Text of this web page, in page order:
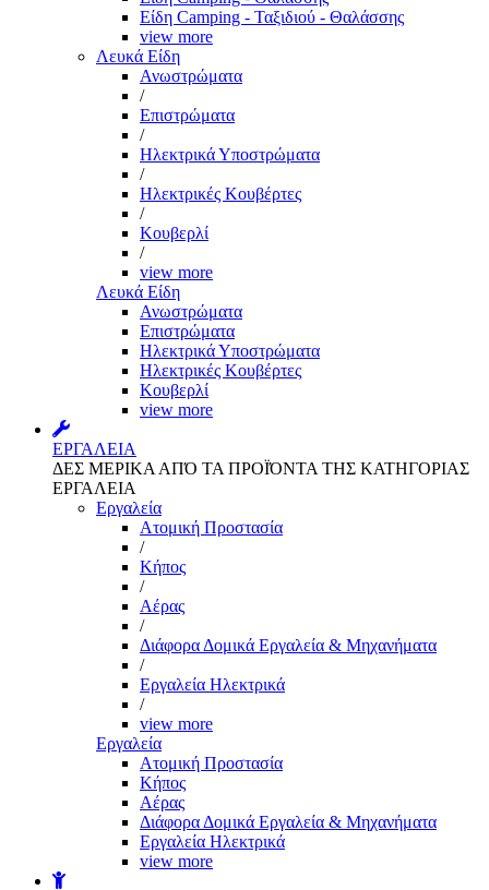
Είδη Camping - Ταξιδιού - Θαλάσσης
view more
Λευκά Είδη
Ανωστρώματα
/
Επιστρώματα
/
Ηλεκτρικά Υποστρώματα
/
Ηλεκτρικές Κουβέρτες
/
Κουβερλί
/
view more
Λευκά Είδη
Ανωστρώματα
Επιστρώματα
Ηλεκτρικά Υποστρώματα
Ηλεκτρικές Κουβέρτες
Κουβερλί
view more
ΕΡΓΑΛΕΙΑ
ΔΕΣ ΜΕΡΙΚΑ ΑΠΌ ΤΑ ΠΡΟΪΌΝΤΑ ΤΗΣ ΚΑΤΗΓΟΡΙΑΣ
ΕΡΓΑΛΕΙΑ
Εργαλεία
Aτομική Προστασία
/
Kήπος
/
Αέρας
/
Διάφορα Δομικά Εργαλεία & Μηχανήματα
/
Εργαλεία Ηλεκτρικά
/
view more
Εργαλεία
Aτομική Προστασία
Kήπος
Αέρας
Διάφορα Δομικά Εργαλεία & Μηχανήματα
Εργαλεία Ηλεκτρικά
view more